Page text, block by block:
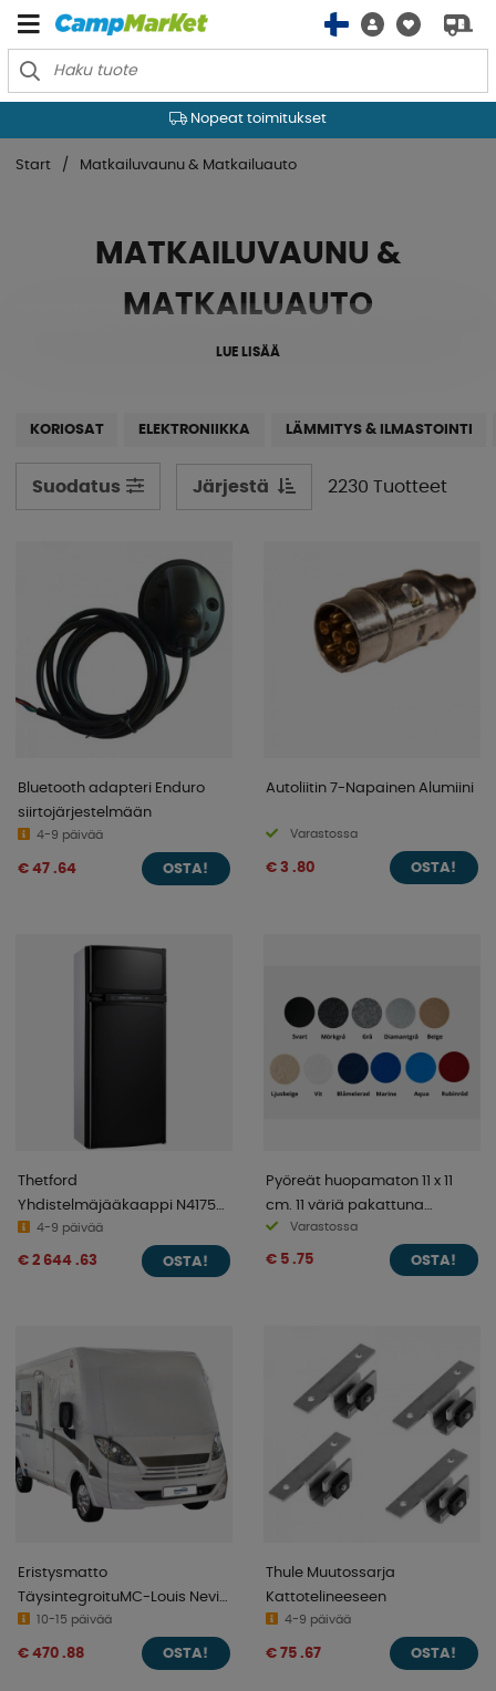
Nopeat toimitukset
Start Matkailuvaunu & Matkailuauto
MATKAILUVAUNU &
MATKAILUAUTO
LUE LISÄÄ
KORIOSAT ELEKTRONIIKKA LÄMMITYS & ILMASTOINTI
Suodatus Järjestä 2230 Tuotteet
Bluetooth adapteri Enduro
siirtojärjestelmään
4-9 päivää
€ 47 .64 OSTA!
Autoliitin 7-Napainen Alumiini
Varastossa
€ 3 .80 OSTA!
Thetford
Yhdistelmäjääkaappi N4175-
A 149L4-9 päivää
€ 2 644 .63 OSTA!
Pyöreät huopamaton 11 x 11
cm. 11 väriä pakattuna
valmiiseen pussiin
Varastossa
€ 5 .75 OSTA!
Eristysmatto
TäysintegroituMC-Louis Nevis
-2012 & Elnagh Magnum
10-15 päivää
€ 470 .88 OSTA!
Thule Muutossarja
Kattotelineeseen
4-9 päivää
€ 75 .67 OSTA!